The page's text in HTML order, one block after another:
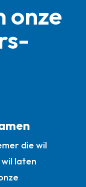
onze
die wil
laten